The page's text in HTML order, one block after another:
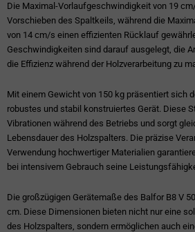
Die Maximal-Vorlaufgeschwindigkeit von 19
Vorschieben des Spaltkeils, während die
von 14 cm/s einen effizienten Rücklauf
Geschwindigkeiten sind darauf ausgelegt, die
die Effizienz während der Holzverarbeitung zu
Mit einem Gewicht von 150 kg präsentiert sich
robustes und stabil konstruiertes Gerät. Diese
Vibrationen während des Betriebs und sorgt
Lebensdauer des Holzspalters. Die präzise
Verwendung hochwertiger Materialien
bei intensivem Gebrauch seine
Die großzügigen Gerätemaße des Balfor B8 V
cm. Diese Dimensionen bieten nicht nur eine
des Holzspalters, sondern ermöglichen auch